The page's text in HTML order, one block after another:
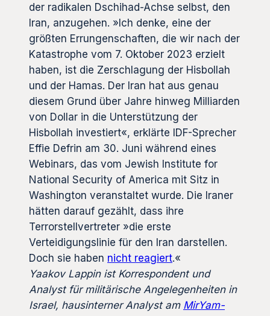
der radikalen Dschihad-Achse selbst, den
Iran, anzugehen. »Ich denke, eine der
größten Errungenschaften, die wir nach der
Katastrophe vom 7. Oktober 2023 erzielt
haben, ist die Zerschlagung der Hisbollah
und der Hamas. Der Iran hat aus genau
diesem Grund über Jahre hinweg Milliarden
von Dollar in die Unterstützung der
Hisbollah investiert«, erklärte IDF-Sprecher
Effie Defrin am 30. Juni während eines
Webinars, das vom Jewish Institute for
National Security of America mit Sitz in
Washington veranstaltet wurde. Die Iraner
hätten darauf gezählt, dass ihre
Terrorstellvertreter »die erste
Verteidigungslinie für den Iran darstellen.
Doch sie haben nicht reagiert.«
Yaakov Lappin ist Korrespondent und
Analyst für militärische Angelegenheiten in
Israel, hausinterner Analyst am MirYam-